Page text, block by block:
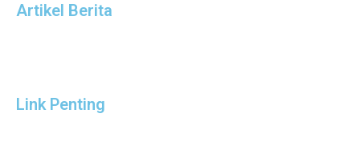
Artikel Berita
Link Penting